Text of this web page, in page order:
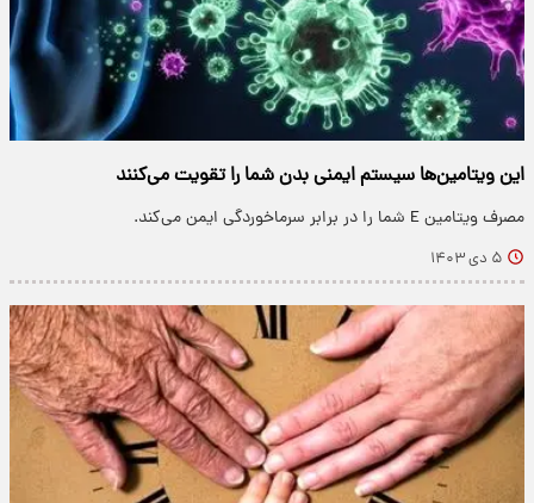
این ویتامین‌ها سیستم ایمنی بدن شما را تقویت می‌کنند
مصرف ویتامین E شما را در برابر سرماخوردگی ایمن می‌کند.
۵ دی ۱۴۰۳